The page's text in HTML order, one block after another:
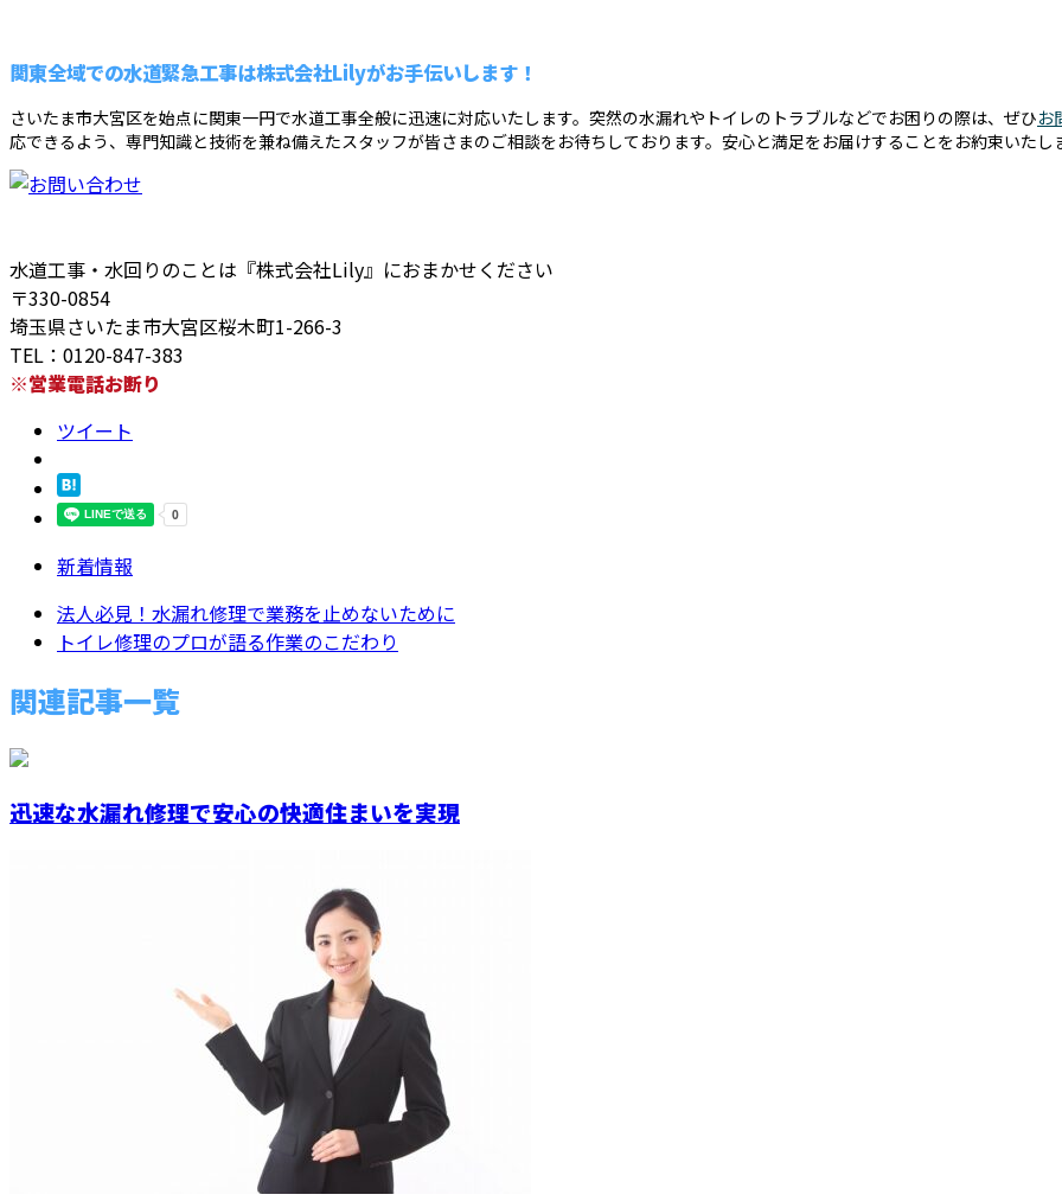
関東全域での水道緊急工事は株式会社Lilyがお手伝いします！
さいたま市大宮区を始点に関東一円で水道工事全般に迅速に対応いたします。突然の水漏れやトイレのトラブルなどでお困りの際は、ぜひお
応できるよう、専門知識と技術を兼ね備えたスタッフが皆さまのご相談をお待ちしております。安心と満足をお届けすることをお約束いたし
水道工事・水回りのことは『株式会社Lily』におまかせください
〒330-0854
埼玉県さいたま市大宮区桜木町1-266-3
TEL：0120-847-383
※営業電話お断り
ツイート
新着情報
法人必見！水漏れ修理で業務を止めないために
トイレ修理のプロが語る作業のこだわり
関連記事一覧
迅速な水漏れ修理で安心の快適住まいを実現